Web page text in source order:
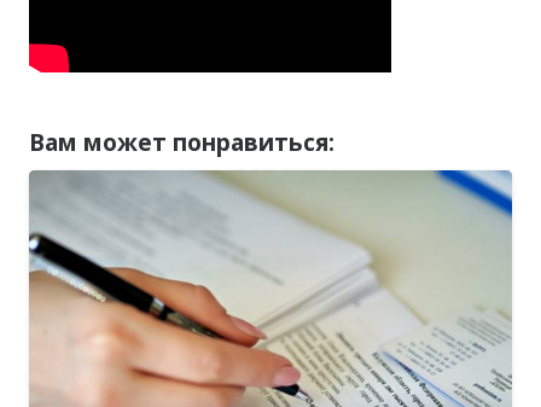
Вам может понравиться: